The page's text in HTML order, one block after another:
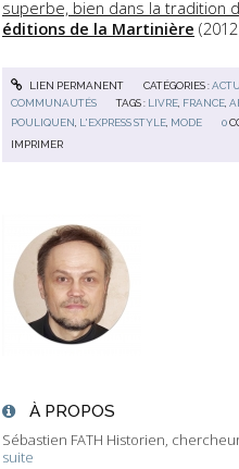
À PROPOS
Sébastien FATH Historien,
suite
superbe, bien dans la tradition
éditions de la Martinière
LIEN PERMANENT CATÉGORIES :
COMMUNAUTÉS
TAGS : LIVRE FRANCE ,
POULIQUEN L'EXPRESS STYLE MODE 0
IMPRIMER